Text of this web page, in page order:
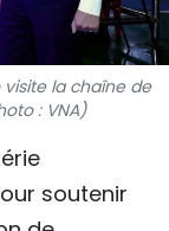
la chaîne de
: VNA)
soutenir